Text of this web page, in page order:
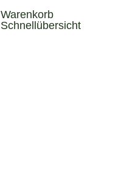
Warenkorb
Schnellübersicht